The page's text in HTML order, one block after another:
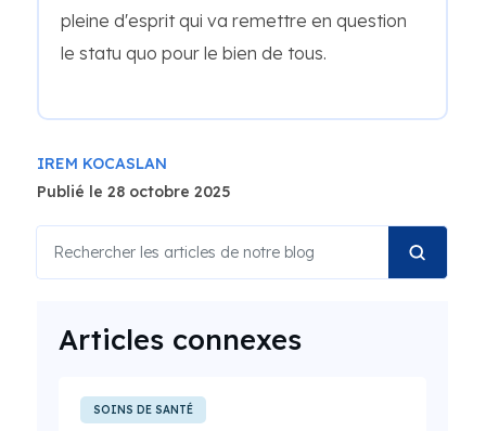
pleine d'esprit qui va remettre en question
le statu quo pour le bien de tous.
IREM KOCASLAN
Publié le 28 octobre 2025
Articles connexes
SOINS DE SANTÉ